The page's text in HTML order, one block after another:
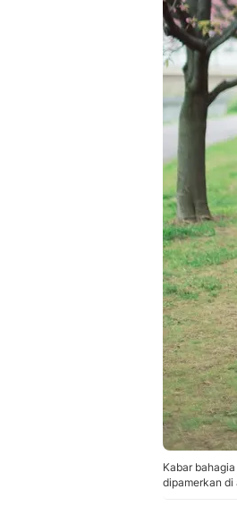
Kabar
dipamerkan di